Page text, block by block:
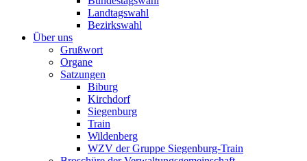
Landtagswahl
Bezirkswahl
Über uns
Grußwort
Organe
Satzungen
Biburg
Kirchdorf
Siegenburg
Train
Wildenberg
WZV der Gruppe Siegenburg-Train